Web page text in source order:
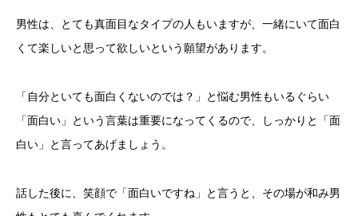
男性は、とても真面目なタイプの人もいますが、一緒にいて面白
くて楽しいと思って欲しいという願望があります。
「自分といても面白くないのでは？」と悩む男性もいるぐらい
「面白い」という言葉は重要になってくるので、しっかりと「面
白い」と言ってあげましょう。
話した後に、笑顔で「面白いですね」と言うと、その場が和み男